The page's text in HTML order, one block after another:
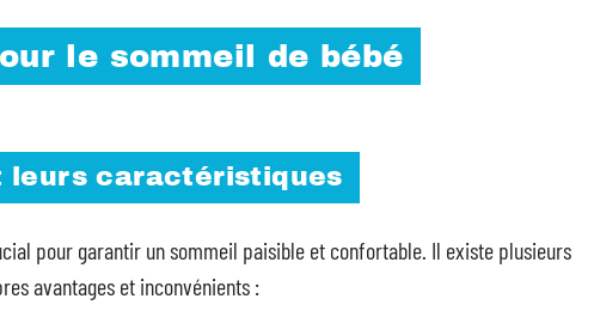
le sommeil de bébé
leurs caractéristiques
pour garantir un sommeil paisible et confortable. Il existe plusieurs
avantages et inconvénients :